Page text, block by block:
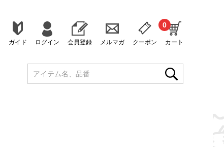
ガイド ログイン 会員登録 メルマガ クーポン カート
0